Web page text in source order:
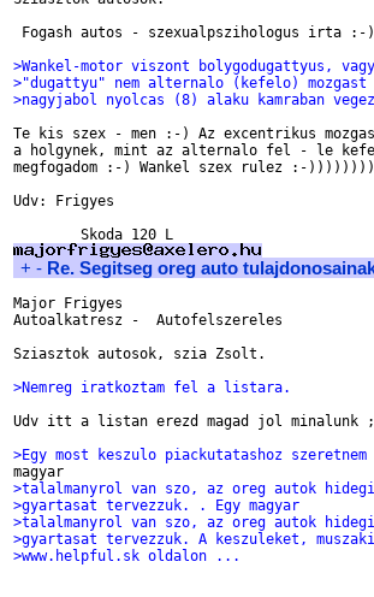
Fogash autos - szexualpszihologus irta :-)
>Wankel-motor viszont bolygodugattyus,
>"dugattyu" nem alternalo (kefelo) mozgast
>nagyjabol nyolcas (8) alaku kamraban
Te kis szex - men :-) Az excentrikus
a holgynek, mint az alternalo fel - le
megfogadom :-) Wankel szex rulez :-
Udv: Frigyes
+ - Re. Segitseg oreg auto
Major Frigyes
Autoalkatresz -  Autofelszereles
Sziasztok autosok, szia Zsolt.
>Nemreg iratkoztam fel a listara.
Udv itt a listan erezd magad jol minalunk
>Egy most keszulo piackutatashoz
>talalmanyrol van szo, az oreg autok
>gyartasat tervezzuk. . Egy magyar
>talalmanyrol van szo, az oreg autok
>gyartasat tervezzuk. A keszuleket,
>www.helpful.sk oldalon ...